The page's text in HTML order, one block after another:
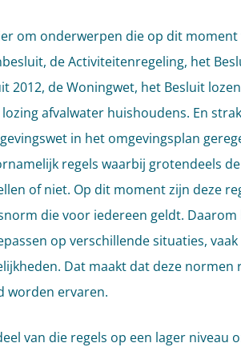
om onderwerpen die op dit
de Activiteitenregeling, het
2012, de Woningwet, het Besluit
afvalwater huishoudens. En
in het omgevingsplan
regels waarbij grotendeels
of niet. Op dit moment zijn deze
die voor iedereen geldt. Daarom
op verschillende situaties,
Dat maakt dat deze normen
worden ervaren.
van die regels op een lager niveau